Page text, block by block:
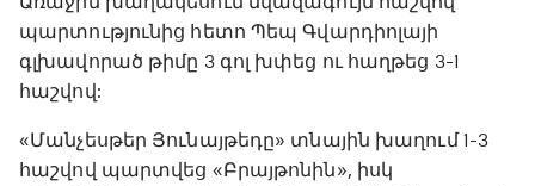
պարտությունից հետո Պեպ Գվարդիոլայի
գլխավորած թիմը 3 գոլ խփեց ու հաղթեց 3-1
հաշվով:
«Մանչեսթեր Յունայթեդը» տնային խաղում 1-3
հաշվով պարտվեց «Բրայթոնին», իսկ